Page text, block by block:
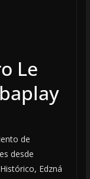
Le
de
desde
Edzná